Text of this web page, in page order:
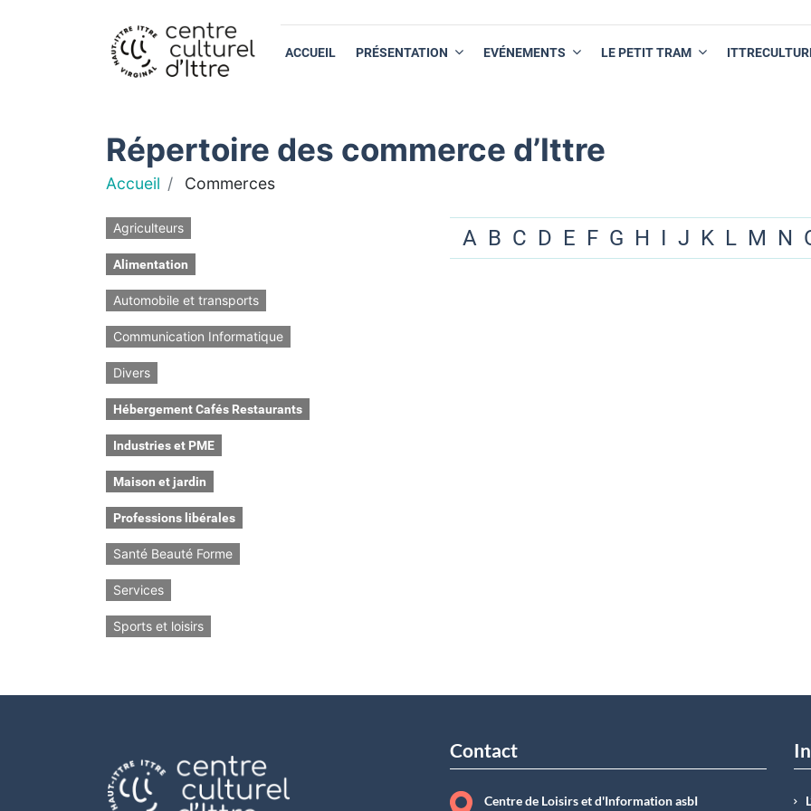
ACCUEIL PRÉSENTATION EVÉNEMENTS LE PETIT TRAM
Répertoire des commerce d’Ittre
Accueil Commerces
Agriculteurs
Alimentation
Automobile et transports
Communication Informatique
Divers
Hébergement Cafés Restaurants
Industries et PME
Maison et jardin
Professions libérales
Santé Beauté Forme
Services
Sports et loisirs
A B C D E F G H I J K L M N
Contact
Centre de Loisirs et d'Information asbI